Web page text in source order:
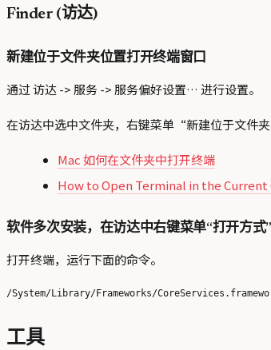
Finder (访达)
新建位于文件夹位置打开终端窗口
通过 访达 -> 服务 -> 服务偏好设置… 进行设置。
在访达中选中文件夹，右键菜单“新建位于文件
Mac 如何在文件夹中打开终端
How to Open Terminal in the Current
软件多次安装，在访达中右键菜单“打开方式
打开终端，运行下面的命令。
工具